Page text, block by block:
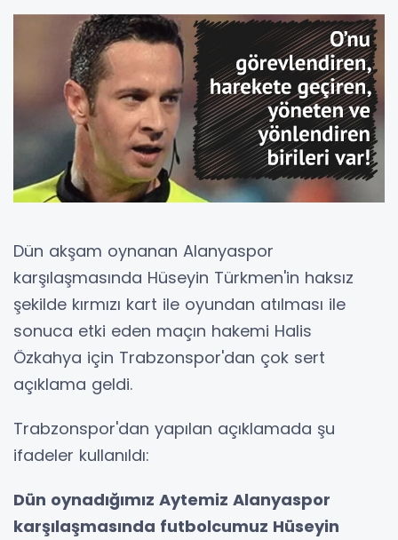
Dün akşam oynanan Alanyaspor
karşılaşmasında Hüseyin Türkmen'in haksız
şekilde kırmızı kart ile oyundan atılması ile
sonuca etki eden maçın hakemi Halis
Özkahya için Trabzonspor'dan çok sert
açıklama geldi.
Trabzonspor'dan yapılan açıklamada şu
ifadeler kullanıldı:
Dün oynadığımız Aytemiz Alanyaspor
karşılaşmasında futbolcumuz Hüseyin